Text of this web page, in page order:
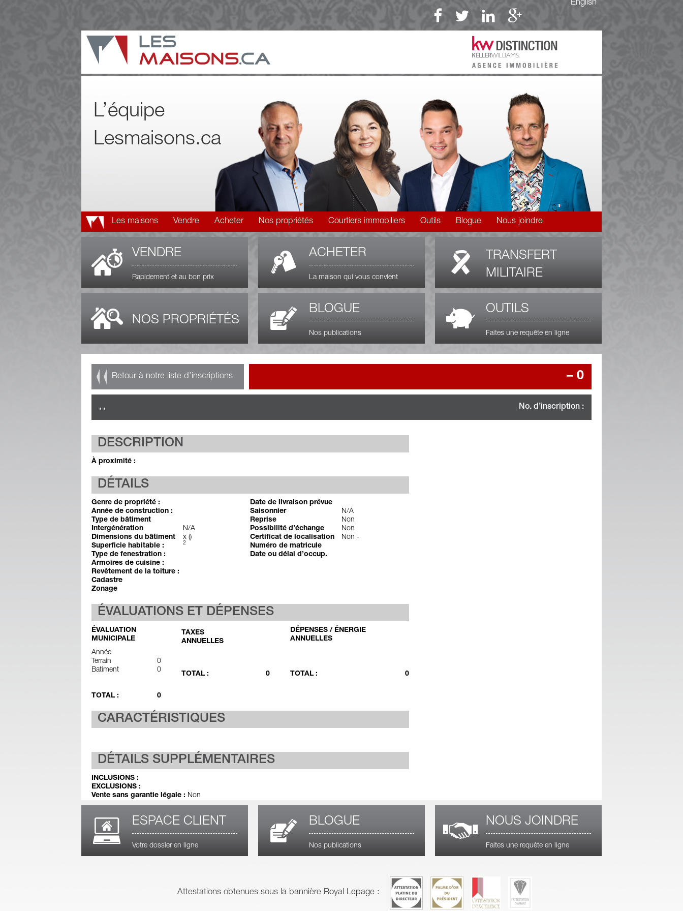
English
L’équipe
Lesmaisons.ca
Les maisons Vendre Acheter Nos propriétés Courtiers immobiliers Outils Blogue Nous joindre
VENDRE
Rapidement et au bon prix
ACHETER
La maison qui vous convient
TRANSFERT
MILITAIRE
NOS PROPRIÉTÉS
BLOGUE
Nos publications
OUTILS
Faites une requête en ligne
Retour à notre liste d’inscriptions – 0
, , No. d’inscription :
DESCRIPTION
À proximité :
DÉTAILS
Genre de propriété :
Année de construction :
Type de bâtiment
Intergénération
N/A
Dimensions du bâtiment
x ()
Superficie habitable :
2
Type de fenestration :
Armoires de cuisine :
Revêtement de la toiture :
Cadastre
Zonage
Date de livraison prévue
Saisonnier
N/A
Reprise
Non
Possibilité d’échange
Non
Certificat de localisation
Non -
Numéro de matricule
Date ou délai d’occup.
ÉVALUATIONS ET DÉPENSES
ÉVALUATION
MUNICIPALE
TAXES
ANNUELLES
DÉPENSES / ÉNERGIE
ANNUELLES
Année
Terrain
0
Batiment
0
TOTAL : 0
TOTAL : 0 TOTAL : 0
CARACTÉRISTIQUES
DÉTAILS SUPPLÉMENTAIRES
INCLUSIONS :
EXCLUSIONS :
Vente sans garantie légale : Non
ESPACE CLIENT
Votre dossier en ligne
BLOGUE
Nos publications
NOUS JOINDRE
Faites une requête en ligne
Attestations obtenues sous la bannière Royal Lepage :